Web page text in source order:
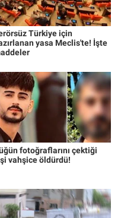
Türkiye için
yasa Meclis'te! İşte
fotoğraflarını çektiği
vahşice öldürdü!